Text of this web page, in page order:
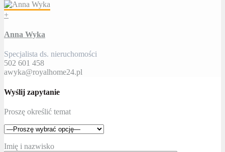
+
Anna Wyka
Specjalista ds. nieruchomości
502 601 458
awyka@royalhome24.pl
Wyślij zapytanie
Proszę określić temat
Imię i nazwisko